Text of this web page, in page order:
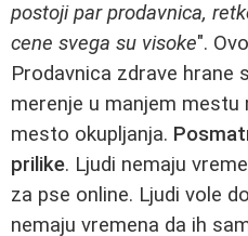
postoji par prodavnica,
cene svega su visoke".
Prodavnica zdrave hrane
merenje u manjem
mesto okupljanja.
prilike. Ljudi nemaju
za pse online. Ljudi vole
nemaju vremena da ih